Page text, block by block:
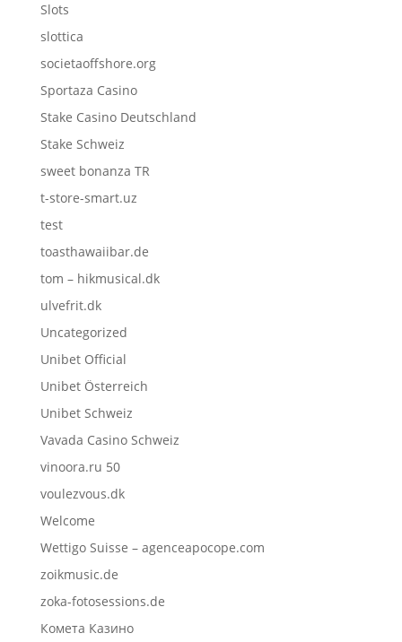
Slots
slottica
societaoffshore.org
Sportaza Casino
Stake Casino Deutschland
Stake Schweiz
sweet bonanza TR
t-store-smart.uz
test
toasthawaiibar.de
tom – hikmusical.dk
ulvefrit.dk
Uncategorized
Unibet Official
Unibet Österreich
Unibet Schweiz
Vavada Casino Schweiz
vinoora.ru 50
voulezvous.dk
Welcome
Wettigo Suisse – agenceapocope.com
zoikmusic.de
zoka-fotosessions.de
Комета Казино